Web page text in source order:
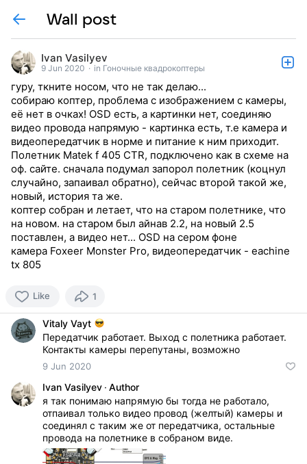
Wall post
Ivan Vasilyev
9 Jun 2020 · in Гоночные квадрокоптеры
гуру, ткните носом, что не так делаю...
собираю коптер, проблема с изображением с камеры,
её нет в очках! OSD есть, а картинки нет, соединяю
видео провода напрямую - картинка есть, т.е камера и
видеопередатчик в норме и питание к ним приходит.
Полетник Matek f 405 CTR, подключено как в схеме на
оф. сайте. сначала подумал запорол полетник (коцнул
случайно, запаивал обратно), сейчас второй такой же,
новый, история та же.
коптер собран и летает, что на старом полетнике, что
на новом. на старом был айнав 2.2, на новый 2.5
поставлен, а видео нет... OSD на сером фоне
камера Foxeer Monster Pro, видеопередатчик - eachine
tx 805
Like 1
Vitaly Vayt
Передатчик работает. Выход с полетника работает.
Контакты камеры перепутаны, возможно
9 Jun 2020
Ivan Vasilyev · Author
я так понимаю напрямую бы тогда не работало,
отпаивал только видео провод (желтый) камеры и
соединял с таким же от передатчика, остальные
провода на полетнике в собраном виде.